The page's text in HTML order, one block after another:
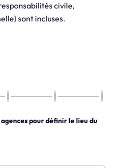
civile,
sont incluses.
pour définir le lieu du